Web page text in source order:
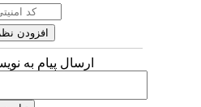
ارسال پیام به